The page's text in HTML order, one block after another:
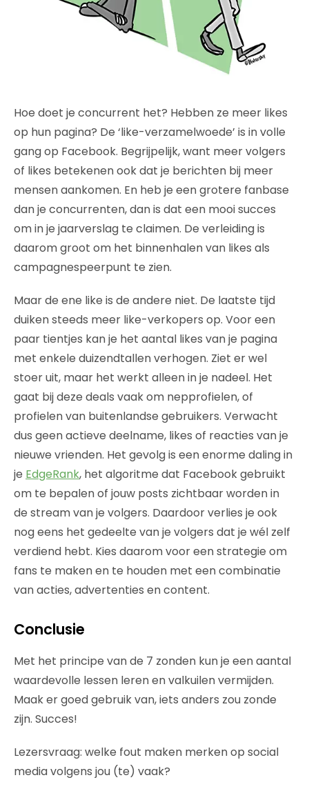
Hoe doet je concurrent het? Hebben ze meer likes
op hun pagina? De ‘like-verzamelwoede’ is in volle
gang op Facebook. Begrijpelijk, want meer volgers
of likes betekenen ook dat je berichten bij meer
mensen aankomen. En heb je een grotere fanbase
dan je concurrenten, dan is dat een mooi succes
om in je jaarverslag te claimen. De verleiding is
daarom groot om het binnenhalen van likes als
campagnespeerpunt te zien.
Maar de ene like is de andere niet. De laatste tijd
duiken steeds meer like-verkopers op. Voor een
paar tientjes kan je het aantal likes van je pagina
met enkele duizendtallen verhogen. Ziet er wel
stoer uit, maar het werkt alleen in je nadeel. Het
gaat bij deze deals vaak om nepprofielen, of
profielen van buitenlandse gebruikers. Verwacht
dus geen actieve deelname, likes of reacties van je
nieuwe vrienden. Het gevolg is een enorme daling in
je EdgeRank, het algoritme dat Facebook gebruikt
om te bepalen of jouw posts zichtbaar worden in
de stream van je volgers. Daardoor verlies je ook
nog eens het gedeelte van je volgers dat je wél zelf
verdiend hebt. Kies daarom voor een strategie om
fans te maken en te houden met een combinatie
van acties, advertenties en content.
Conclusie
Met het principe van de 7 zonden kun je een aantal
waardevolle lessen leren en valkuilen vermijden.
Maak er goed gebruik van, iets anders zou zonde
zijn. Succes!
Lezersvraag: welke fout maken merken op social
media volgens jou (te) vaak?